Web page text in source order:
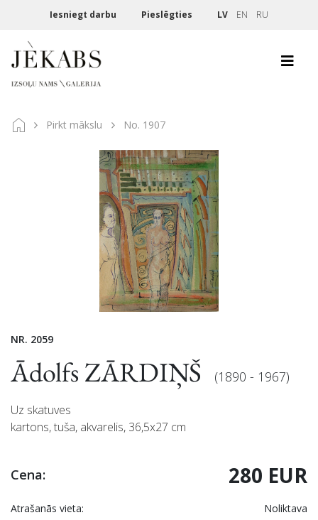
Iesniegt darbu Pieslēgties LV EN RU
Pirkt mākslu No. 1907
NR. 2059
Ādolfs ZĀRDIŅŠ (1890 - 1967)
Uz skatuves
kartons, tuša, akvarelis, 36,5x27 cm
Cena: 280 EUR
Atrašanās vieta: Noliktava